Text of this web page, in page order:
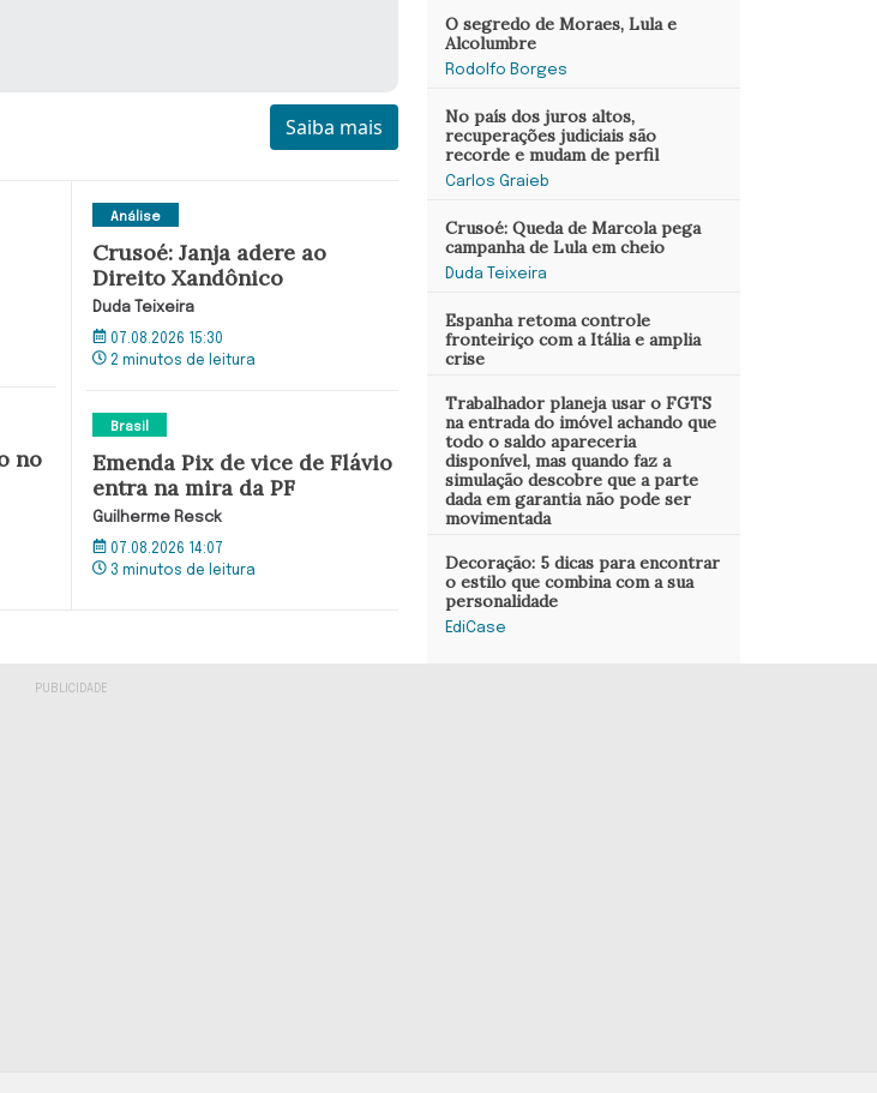
Saiba mais
no
Análise
Crusoé: Janja adere ao
Direito Xandônico
Duda Teixeira
07.08.2026 15:30
2 minutos de leitura
Brasil
Emenda Pix de vice de Flávio
entra na mira da PF
Guilherme Resck
07.08.2026 14:07
3 minutos de leitura
O segredo de Moraes, Lula e
Alcolumbre
Rodolfo Borges
No país dos juros altos,
recuperações judiciais são
recorde e mudam de perfil
Carlos Graieb
Crusoé: Queda de Marcola pega
campanha de Lula em cheio
Duda Teixeira
Espanha retoma controle
fronteiriço com a Itália e amplia
crise
Trabalhador planeja usar o FGTS
na entrada do imóvel achando que
todo o saldo apareceria
disponível, mas quando faz a
simulação descobre que a parte
dada em garantia não pode ser
movimentada
Decoração: 5 dicas para encontrar
o estilo que combina com a sua
personalidade
EdiCase